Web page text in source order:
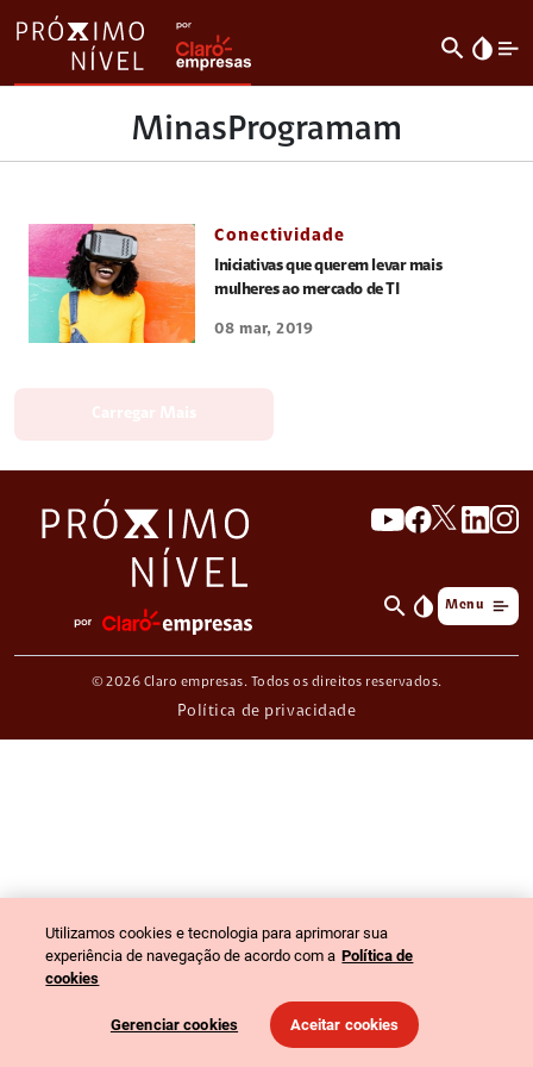
search invert_colors
MinasProgramam
Conectividade
Iniciativas que querem levar mais
mulheres ao mercado de TI
08 mar, 2019
search invert_colors Menu
© 2026 Claro empresas. Todos os direitos reservados.
Política de privacidade
Utilizamos cookies e tecnologia para aprimorar sua
experiência de navegação de acordo com a Política de
cookies
Gerenciar cookies Aceitar cookies